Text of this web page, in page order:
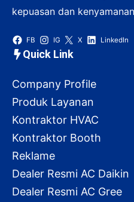
kepuasan dan
FB IG X LinkedIn
Quick Link
Company Profile
Produk Layanan
Kontraktor HVAC
Kontraktor Booth
Reklame
Dealer Resmi AC Daikin
Dealer Resmi AC Gree